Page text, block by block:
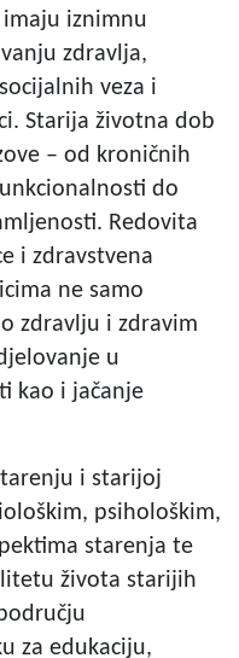
iznimnu
zdravlja,
veza i
Starija životna dob
– od kroničnih
do
Redovita
i zdravstvena
ne samo
zdravlju i zdravim
u
kao i jačanje
i starijoj
psihološkim,
starenja te
života starijih
za edukaciju,